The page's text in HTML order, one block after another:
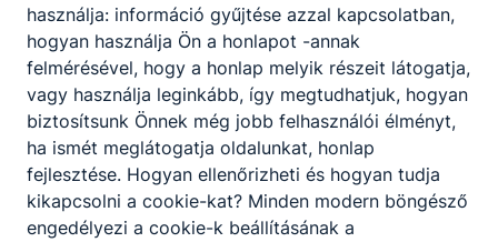
használja: információ gyűjtése azzal kapcsolatban,
hogyan használja Ön a honlapot -annak
felmérésével, hogy a honlap melyik részeit látogatja,
vagy használja leginkább, így megtudhatjuk, hogyan
biztosítsunk Önnek még jobb felhasználói élményt,
ha ismét meglátogatja oldalunkat, honlap
fejlesztése. Hogyan ellenőrizheti és hogyan tudja
kikapcsolni a cookie-kat? Minden modern böngésző
engedélyezi a cookie-k beállításának a